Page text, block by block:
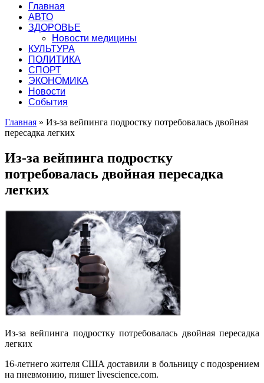
Главная
АВТО
ЗДОРОВЬЕ
Новости медицины
КУЛЬТУРА
ПОЛИТИКА
СПОРТ
ЭКОНОМИКА
Новости
События
Главная » Из-за вейпинга подростку потребовалась двойная
пересадка легких
Из-за вейпинга подростку
потребовалась двойная пересадка
легких
Из-за вейпинга подростку потребовалась двойная пересадка
легких
16-летнего жителя США доставили в больницу с подозрением
на пневмонию, пишет livescience.com.